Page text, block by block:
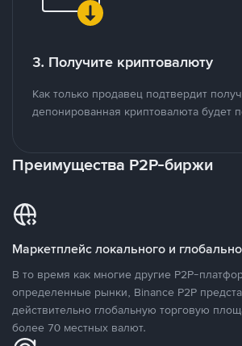
3. Получите криптовалюту
Как только продавец подтвердит
депонированная криптовалюта будет
Преимущества P2P-биржи
Маркетплейс локального и
В то время как многие другие P2P-
определенные рынки, Binance P2P
действительно глобальную торговую
более 70 местных валют.